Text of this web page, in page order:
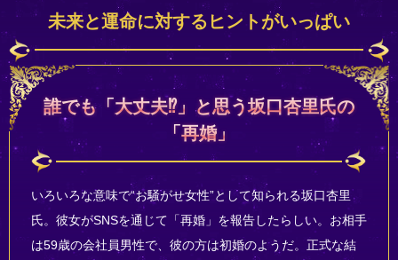
未来と運命に対するヒントがいっぱい
誰でも「大丈夫⁉」と思う坂口杏里氏の
「再婚」
いろいろな意味で“お騒がせ女性”として知られる坂口杏里
氏。彼女がSNSを通じて「再婚」を報告したらしい。お相手
は59歳の会社員男性で、彼の方は初婚のようだ。正式な結